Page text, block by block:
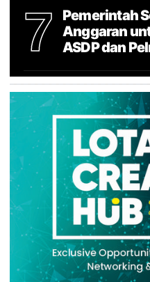
7
Pemerintah
Anggaran
ASDP dan